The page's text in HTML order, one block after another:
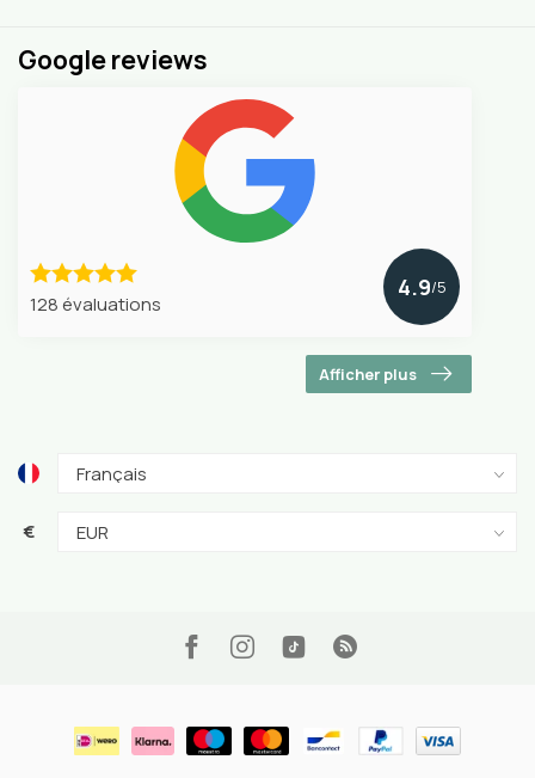
Google reviews
128 évaluations
4.9/5
Afficher plus
€